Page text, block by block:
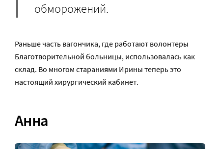
обморожений.
Раньше часть вагончика, где работают волонтеры
Благотворительной больницы, использовалась как
склад. Во многом стараниями Ирины теперь это
настоящий хирургический кабинет.
Анна